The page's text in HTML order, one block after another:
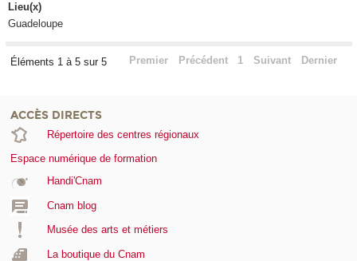
Lieu(x)
Guadeloupe
Éléments 1 à 5 sur 5 Premier Précédent 1 Suivant Dernier
ACCÈS DIRECTS
Répertoire des centres régionaux
Espace numérique de formation
Handi'Cnam
Cnam blog
Musée des arts et métiers
La boutique du Cnam